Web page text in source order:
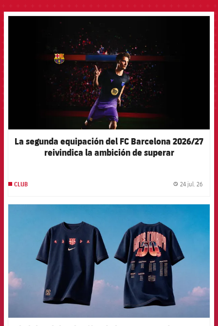
La segunda equipación del FC Barcelona 2026/27
reivindica la ambición de superar
CLUB 24 jul. 26